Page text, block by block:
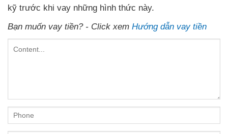
kỹ trước khi vay những hình thức này.
Bạn muốn vay tiền? - Click xem Hướng dẫn vay tiền